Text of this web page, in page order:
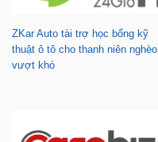
ZKar Auto tài trợ học bổng kỹ
thuật ô tô cho thanh niên nghèo
vượt khó